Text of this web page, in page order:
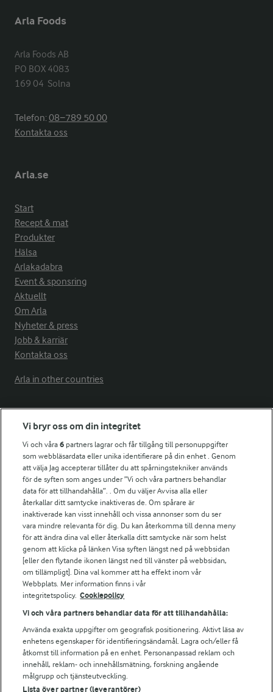
Arla Foods
Arla Foods AB
PO BOX 4083
169 04  Solna
Telefon:08−789 50 00
Kontakta oss
Arla.se
Start
Recept & mat
Produkter
Hälsa
Arlakadabra
Event & sponsring
Aktuellt
Om Arla
Nyheter & press
Jobb & karriär
Kontakta oss
Arla in other countries
Fler Arlasajter
För ägare
Arlas kundportal
Arla.com
Falbygdens Ost
Arla webbshop
Bildbank
Följ oss
Vi bryr oss om din integritet
Vi och våra6 partners lagrar och får tillgång till personuppgifter
som webbläsardata eller unika identifierare på din enhet . Genom
att välja Jag accepterar tillåter du att spårningstekniker används
för de syften som anges under ”Vi och våra partners behandlar
data för att tillhandahålla”. . Om du väljer Avvisa alla eller
återkallar ditt samtycke inaktiveras de. Om spårare är
inaktiverade kan visst innehåll och vissa annonser som du ser
vara mindre relevanta för dig. Du kan återkomma till denna meny
för att ändra dina val eller återkalla ditt samtycke när som helst
genom att klicka på länken Visa syften längst ned på webbsidan
[eller den flytande ikonen längst ned till vänster på webbsidan,
om tillämpligt]. Dina val kommer att ha effekt inom vår
Webbplats. Mer information finns i vår
integritetspolicy. Cookiepolicy
Vi och våra partners behandlar data för att tillhandahålla:
Använda exakta uppgifter om geografisk positionering. Aktivt läsa av
enhetens egenskaper för identifieringsändamål. Lagra och/eller få
åtkomst till information på en enhet. Personanpassad reklam och
innehåll, reklam- och innehållsmätning, forskning angående
målgrupp och tjänsteutveckling.
Lista över partner (leverantörer)